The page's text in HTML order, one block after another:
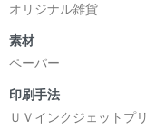
<デザイン画集&グ
小説 [弛まぬ言霊]
挿画&グッズカタロ
オリジナル雑貨
素材
ペーパー
印刷手法
ＵＶインクジェットプ